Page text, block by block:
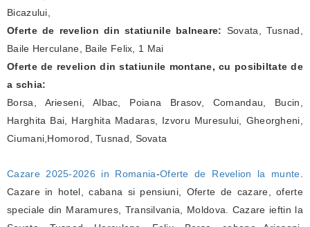
Bicazului,
Oferte de revelion din statiunile balneare: Sovata, Tusnad,
Baile Herculane, Baile Felix, 1 Mai
Oferte de revelion din statiunile montane, cu posibiltate de
a schia:
Borsa, Arieseni, Albac, Poiana Brasov, Comandau, Bucin,
Harghita Bai, Harghita Madaras, Izvoru Muresului, Gheorgheni,
Ciumani,Homorod, Tusnad, Sovata
Cazare 2025-2026 in Romania-Oferte de Revelion la munte
Cazare in hotel, cabana si pensiuni, Oferte de cazare, oferte
speciale din Maramures, Transilvania, Moldova. Cazare ieftin la